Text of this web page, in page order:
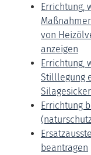
Errichtung,
von
anzeigen
Errichtung,
Stilllegung
Errichtung
beantragen